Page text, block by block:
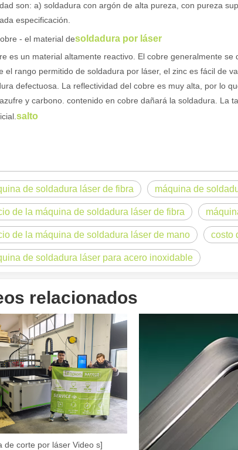
con su precisión y eficiencia superiores. Esta avanzada
el corte por láser es un proceso de fabricación que
la eliminación de pintura con láser es una tecnología
son: a) soldadura con argón de alta pureza, con pureza
especificación.
- el material desoldadura por láser
es un material altamente reactivo. El cobre generalmente
el rango permitido de soldadura por láser, el zinc es fácil de
defectuosa. La reflectividad del cobre es muy alta, por lo
y carbono. contenido en cobre dañará la soldadura. La
salto
de soldadura láser de fibra máquina de
de la máquina de soldadura láser de fibra
de la máquina de soldadura láser de mano costo
de soldadura láser para acero inoxidable
relacionados
de corte por láser Video s]